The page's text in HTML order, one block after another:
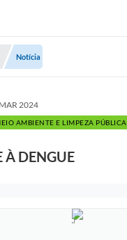
Notícia
2024
AMBIENTE E LIMPEZA PÚBLICA
À DENGUE